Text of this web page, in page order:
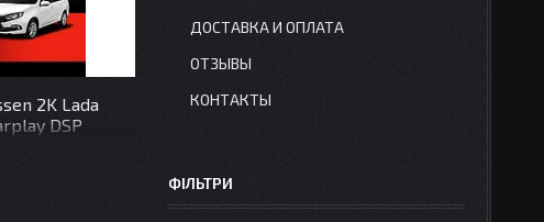
2K Lada
DSP
ДОСТАВКА И ОПЛАТА
ОТЗЫВЫ
КОНТАКТЫ
ФІЛЬТРИ